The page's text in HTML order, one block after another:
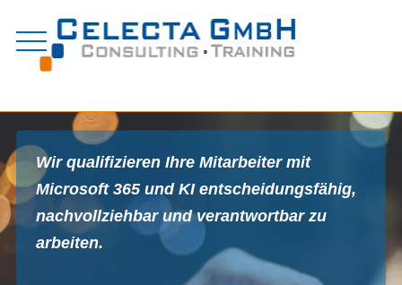
Inhalt
springen
Wir qualifizieren Ihre Mitarbeiter mit
Microsoft 365 und KI entscheidungsfähig,
nachvollziehbar und verantwortbar zu
arbeiten.